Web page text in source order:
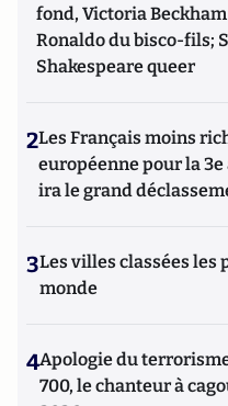
fond, Victoria
Ronaldo du bisco-fils;
Shakespeare queer
2Les Français moins
européenne pour la
ira le grand
3Les villes classées les
monde
4Apologie du
700, le chanteur à